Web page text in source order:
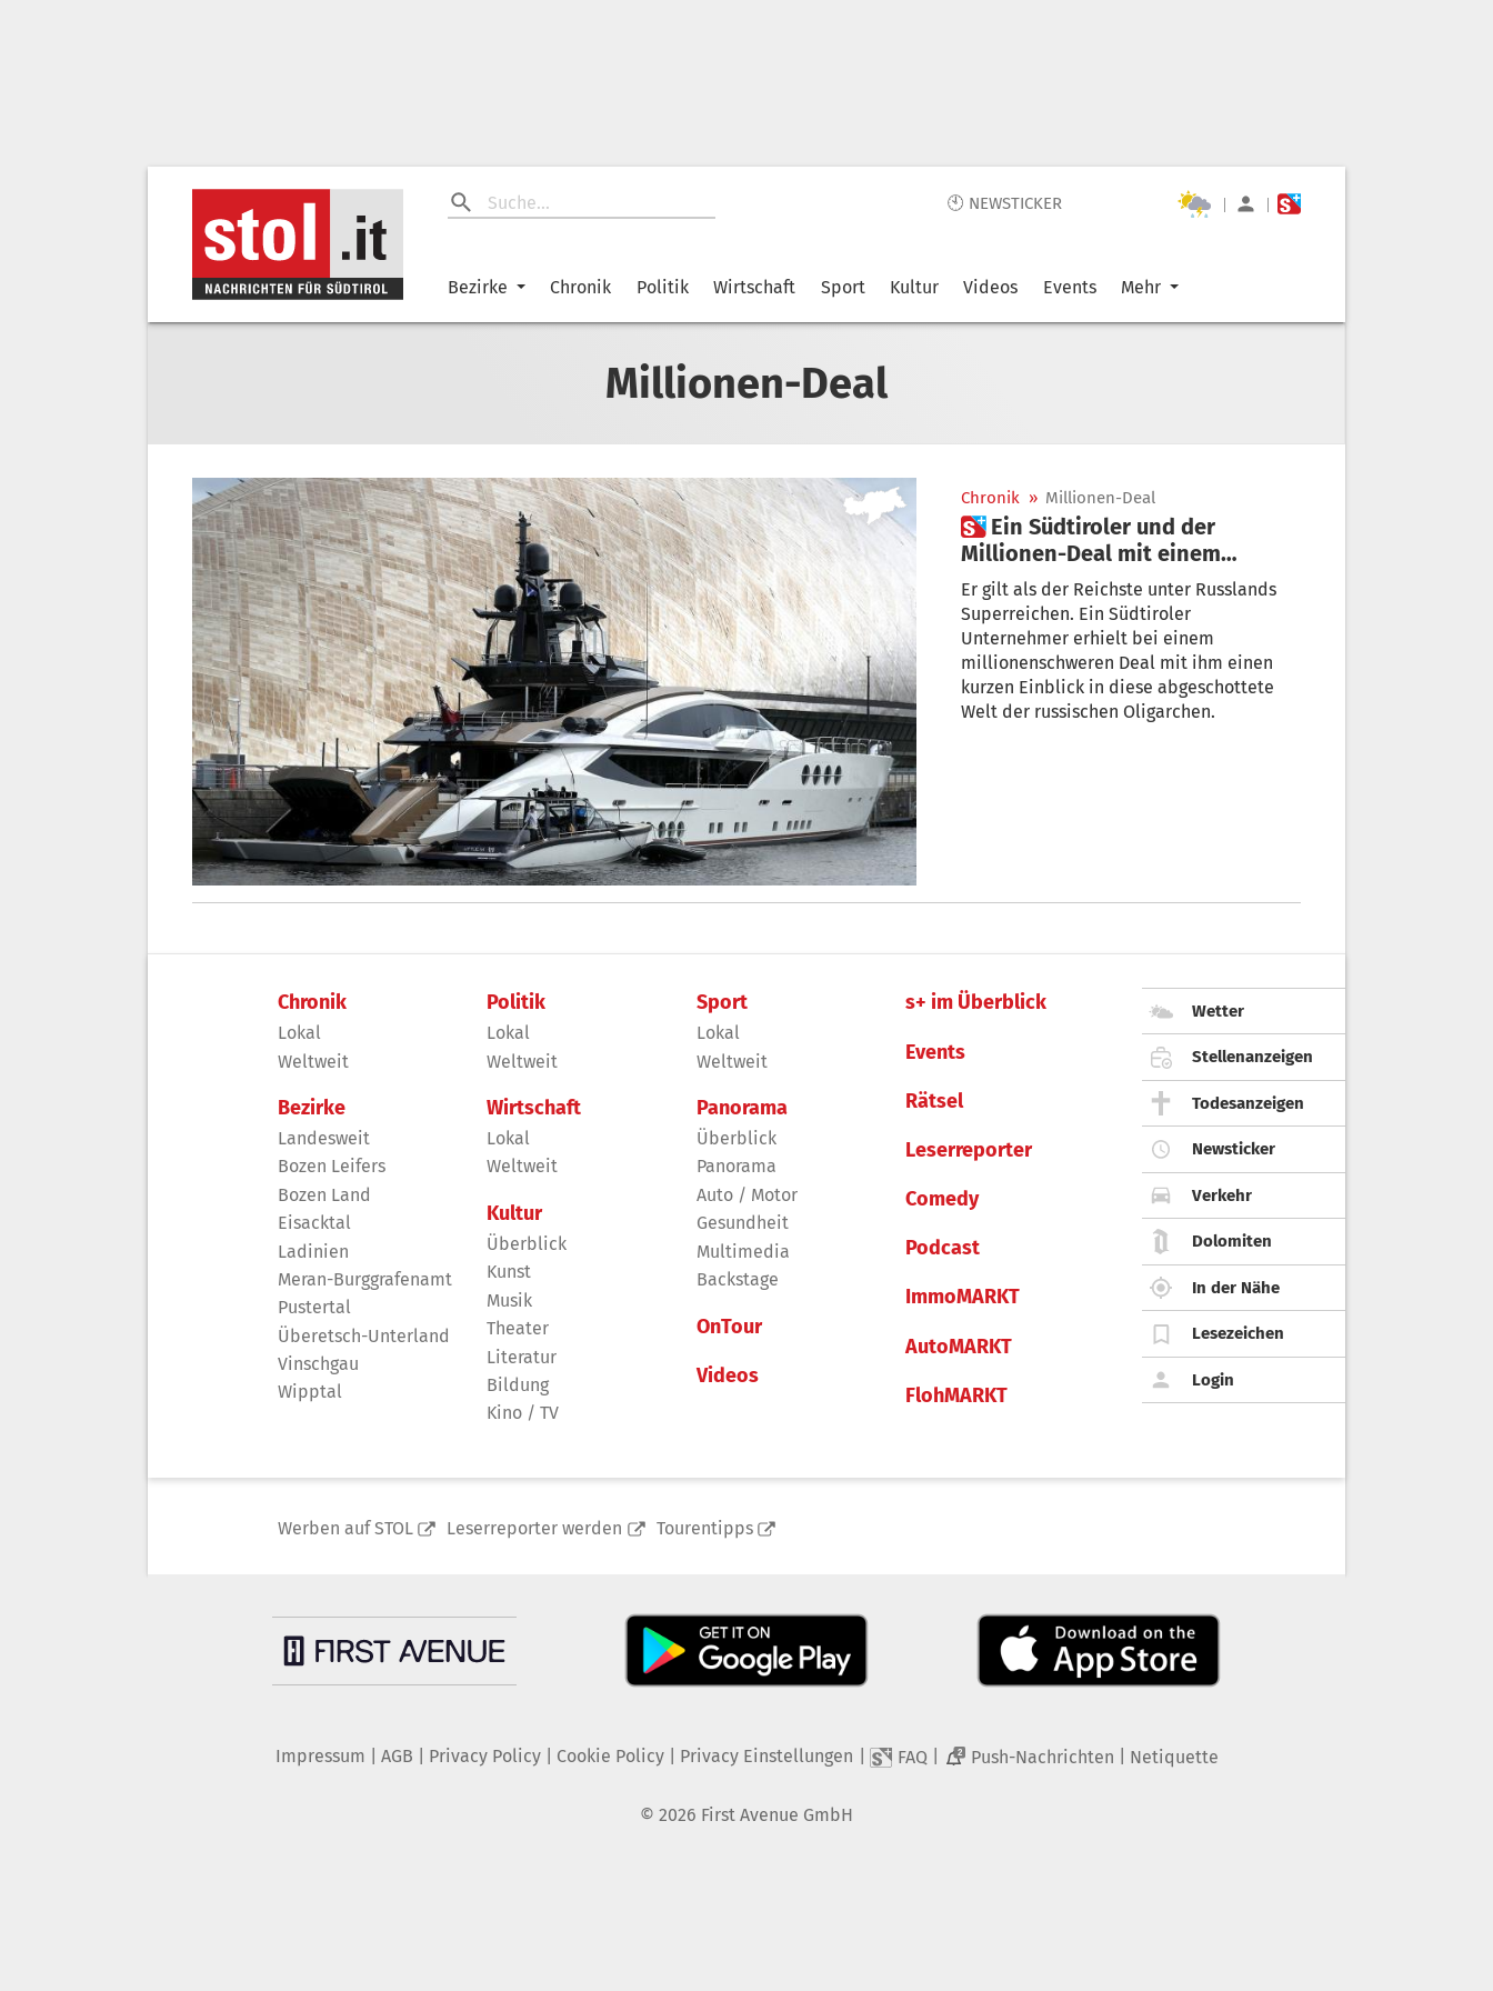
🕙 NEWSTICKER | |
Bezirke Chronik Politik Wirtschaft Sport Kultur Videos Events Mehr
Millionen-Deal
Chronik » Millionen-Deal
 Ein Südtiroler und der
Millionen-Deal mit einem
russischem Oligarchen
Er gilt als der Reichste unter Russlands
Superreichen. Ein Südtiroler
Unternehmer erhielt bei einem
millionenschweren Deal mit ihm einen
kurzen Einblick in diese abgeschottete
Welt der russischen Oligarchen.
Chronik
Lokal
Weltweit
Bezirke
Landesweit
Bozen Leifers
Bozen Land
Eisacktal
Ladinien
Meran-Burggrafenamt
Pustertal
Überetsch-Unterland
Vinschgau
Wipptal
Politik
Lokal
Weltweit
Wirtschaft
Lokal
Weltweit
Kultur
Überblick
Kunst
Musik
Theater
Literatur
Bildung
Kino / TV
Sport
Lokal
Weltweit
Panorama
Überblick
Panorama
Auto / Motor
Gesundheit
Multimedia
Backstage
OnTour
Videos
s+ im Überblick
Events
Rätsel
Leserreporter
Comedy
Podcast
ImmoMARKT
AutoMARKT
FlohMARKT
Wetter
Stellenanzeigen
Todesanzeigen
Newsticker
Verkehr
Dolomiten
In der Nähe
Lesezeichen
Login
Werben auf STOL Leserreporter werden Tourentipps
Impressum AGB Privacy Policy| Cookie Policy| Privacy Einstellungen FAQ 2 Push-Nachrichten Netiquette
© 2026 First Avenue GmbH